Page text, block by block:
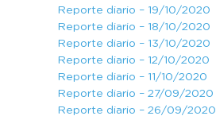
Reporte diario – 19/10/2020
Reporte diario – 18/10/2020
Reporte diario – 13/10/2020
Reporte diario – 12/10/2020
Reporte diario – 11/10/2020
Reporte diario – 27/09/2020
Reporte diario – 26/09/2020